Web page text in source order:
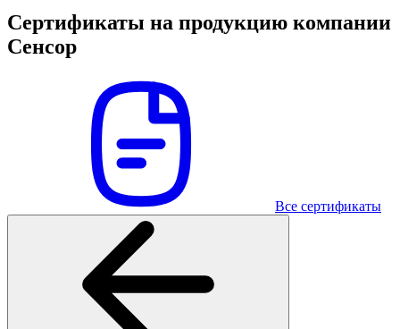
Сертификаты на продукцию компании
Сенсор
Все сертификаты